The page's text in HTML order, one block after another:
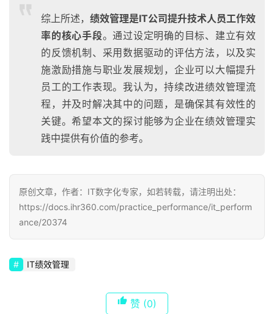
综上所述， 绩效管理是IT公司提升技术人员工作效
率的核心手段。通过设定明确的目标、建立有效
的反馈机制、采用数据驱动的评估方法，以及实
施激励措施与职业发展规划，企业可以大幅提升
员工的工作表现。我认为，持续改进绩效管理流
程，并及时解决其中的问题，是确保其有效性的
关键。希望本文的探讨能够为企业在绩效管理实
践中提供有价值的参考。
原创文章，作者：IT数字化专家，如若转载，请注明出处：
https://docs.ihr360.com/practice_performance/it_perform
ance/20374
IT绩效管理
赞 (0)